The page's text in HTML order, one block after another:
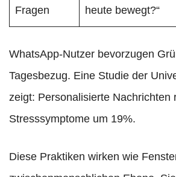
Fragen heute bewegt?“
WhatsApp-Nutzer bevorzugen
Tagesbezug. Eine Studie der
zeigt: Personalisierte Nachrichten
Stresssymptome um 19%.
Diese Praktiken wirken wie